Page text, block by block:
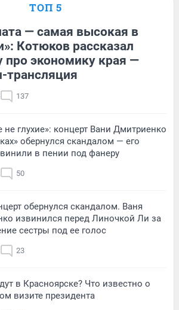
ТОП 5
— самая высокая в
Котюков рассказал
про экономику края —
трансляция
137
глухие»: концерт Вани Дмитриенко
обернулся скандалом — его
в пении под фанеру
50
обернулся скандалом. Ваня
извинился перед Линочкой Ли за
сестры под ее голос
23
в Красноярске? Что известно о
визите президента